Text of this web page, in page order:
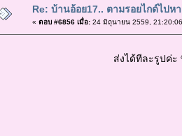
Re: บ้านอ้อย17.. ตามรอยไกด์ไปห
« ตอบ #6856 เมื่อ:24 มิถุนายน 2559,
ส่งได้ทีละรูปค่ะ พี่เ